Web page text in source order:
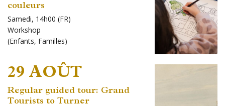
couleurs
Samedi, 14h00 (FR)
Workshop
(Enfants, Familles)
29 AOÛT
Regular guided tour: Grand
Tourists to Turner